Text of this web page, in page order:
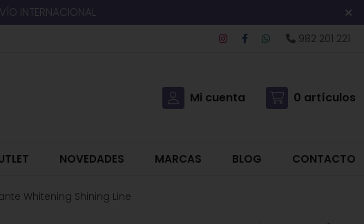
INTERNACIONAL
982 201 221
Mi cuenta 0 artículos
NOVEDADES MARCAS BLOG CONTACTO
Whitening Shining Line